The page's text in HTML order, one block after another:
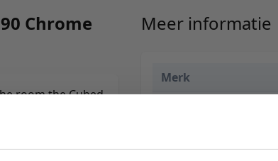
Chrome
room the Cubed
and the bed big
room.
Meer informatie
Merk